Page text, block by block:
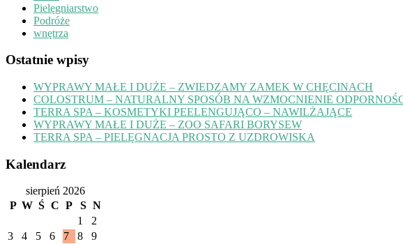
Pielęgniarstwo
Podróże
wnętrza
Ostatnie wpisy
WYPRAWY MAŁE I DUŻE – ZWIEDZAMY ZAMEK W CHĘCINACH
COLOSTRUM – NATURALNY SPOSÓB NA WZMOCNIENIE
TERRA SPA – KOSMETYKI PEELENGUJĄCO – NAWILŻAJĄCE
WYPRAWY MAŁE I DUŻE – ZOO SAFARI BORYSEW
TERRA SPA – PIELĘGNACJA PROSTO Z UZDROWISKA
Kalendarz
sierpień 2026
P W Ś C P S N
1
2
3
4 5 6 7 8
9